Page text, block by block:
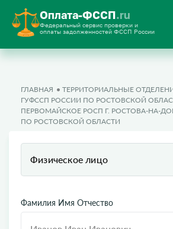
Оплата-ФССП.ru
Федеральный сервис проверки и
оплаты задолженностей ФССП России
ГЛАВНАЯ
ТЕРРИТОРИАЛЬНЫЕ
ГУФССП РОССИИ ПО РОСТОВСКОЙ
ПЕРВОМАЙСКОЕ РОСП Г. РОСТОВА-НА-
ПО РОСТОВСКОЙ ОБЛАСТИ
Физическое лицо
Фамилия Имя Отчество